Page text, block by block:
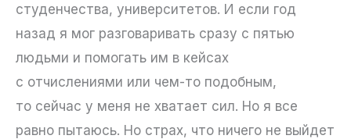
студенчества, университетов. И если год
назад я мог разговаривать сразу с пятью
людьми и помогать им в кейсах
с отчислениями или чем-то подобным,
то сейчас у меня не хватает сил. Но я все
равно пытаюсь. Но страх, что ничего не выйдет